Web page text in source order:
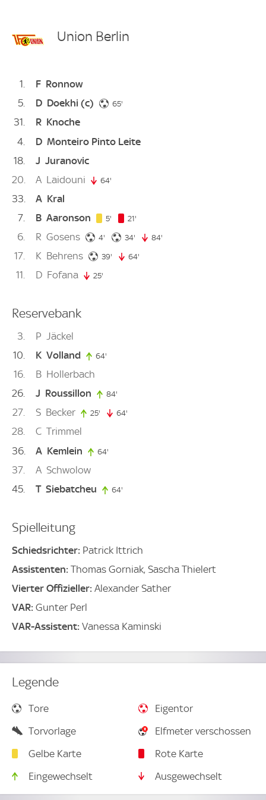
Union Berlin
1 F Ronnow
5
D Doekhi (c) 65'
31 R Knoche
4
D Monteiro Pinto Leite
18
J Juranovic
20
A Laidouni 64'
33 A Kral
7
B Aaronson 5' 5. minute
21'
6 R Gosens 4' 4. minute
34' 34. minute
84'
17 K Behrens 39' 39. minute
64'
11 D Fofana 25'
Reservebank
3 P Jäckel
10
K Volland 64'
16 B Hollerbach
26
J Roussillon 84'
27 S Becker 25' 25. minute
64'
28 C Trimmel
36
A Kemlein 64'
37 A Schwolow
45
T Siebatcheu 64'
Spielleitung
Schiedsrichter: Patrick Ittrich
Assistenten: Thomas Gorniak, Sascha Thielert
Vierter Offizieller: Alexander Sather
VAR: Gunter Perl
VAR-Assistent: Vanessa Kaminski
Legende
Tore
Eigentor
Torvorlage
Elfmeter verschossen
Gelbe Karte
Rote Karte
Eingewechselt
Ausgewechselt